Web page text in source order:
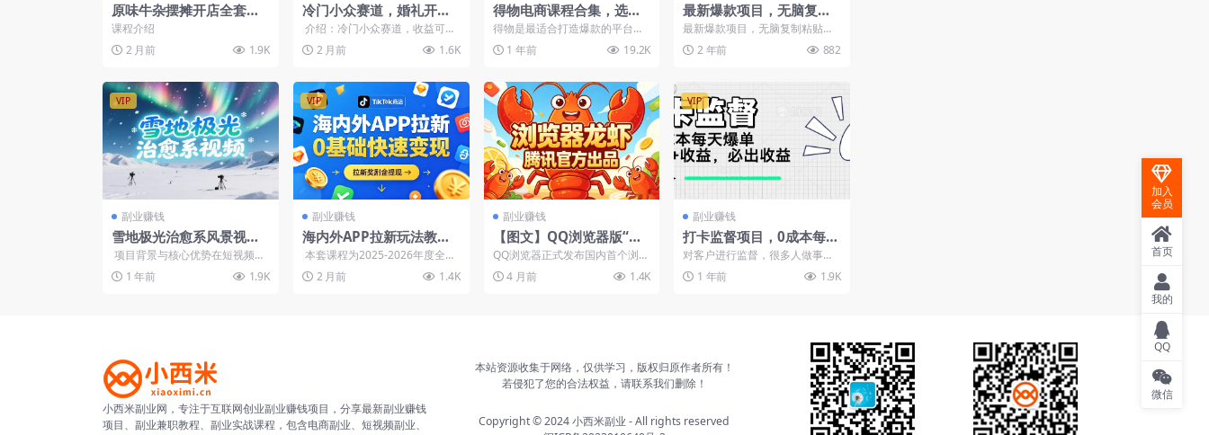
原味牛杂摆摊开店全套攻
略：21节技术流课程拆
解，汤底熬制+酱料调配
+出摊运营
课程介绍
2 月前
1.9K
冷门小众赛道，婚礼开场
视频模板，收益可观
介绍：冷门小众赛道，收益可
观，可放大和规模化，绿色长期
和持续项目&n...
2 月前 1.6K
得物电商课程合集，选
品、优化、定价全攻略，7
天SOP单品爆红，轻松盈
利
得物是最适合打造爆款的平台，
因为新品推荐流量是赛马制的，
当你的新品在赛马制中脱颖...
1 年前 19.2K
最新爆款项目，无脑复制
粘贴，操作两分钟收益八
元钱，无限操作执行就有
收入
最新爆款项目，无脑复制粘贴，
操作两分钟收益八元钱，无限操
作，执行就有收入！
2 年前 882
VIP
副业赚钱
雪地极光治愈系风景视频
制作指南：新手也能轻松
打造爆款
项目背景与核心优势在短视频内
容多元化的当下，AI 生成的雪地
极光治愈...
1 年前 1.9K
VIP
副业赚钱
海内外APP拉新玩法教
程，内容生产、工具运
用、发布，新手0基础也能
快速变现
本套课程为2025-2026年度全域
APP拉新专属教程，整合TikT...
2 月前 1.4K
副业赚钱
【图文】QQ浏览器版“龙
虾”QBotClaw来了！腾讯
官方出品
QQ浏览器正式发布国内首个浏览
器“龙虾”——QBotClaw，支持用
户自由配置国...
4 月前 1.4K
VIP
副业赚钱
打卡监督项目，0成本每天
爆单1000+，做就必出收
益
对客户进行监督，很多人做事都
需要别人催着，才能把事做完，
定时定点催客户做事情，做...
1 年前 1.9K
小西米副业网，专注于互联网创业副业赚钱项目，分享最新副业赚钱
项目、副业兼职教程、副业实战课程，包含电商副业、短视频副业、
本站资源收集于网络，仅供学习，版权归原作者所有！
若侵犯了您的合法权益，请联系我们删除！
Copyright © 2024小西米副业 - All rights reserved
加入
会员
首页
我的
QQ
微信